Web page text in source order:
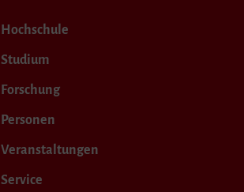
Hochschule
Studium
Forschung
Personen
Veranstaltungen
Service